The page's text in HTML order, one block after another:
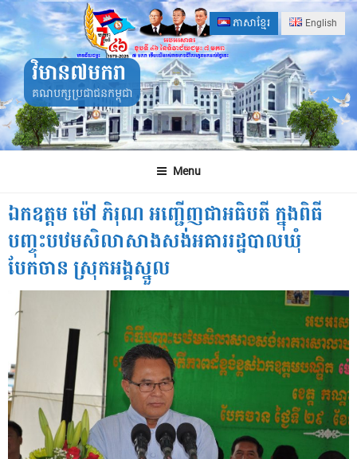
Skip
to
content
ភាសាខ្មែរ English
វិមាន៧មករា
គណបក្សប្រជាជនកម្ពុជា
Menu
ឯកឧត្តម ម៉ៅ ភិរុណ អញ្ជើញជាអធិបតី ក្នុងពិធី
បញ្ចុះបឋមសិលាសាងសង់អគាររដ្ឋបាលឃុំ
បែកចាន ស្រុកអង្គស្នួល